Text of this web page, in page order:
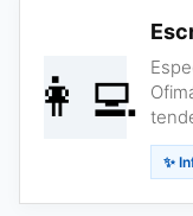
👩‍💻
✨